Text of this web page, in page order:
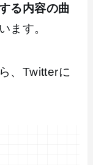
る内容の曲
ます。
、Twitterに